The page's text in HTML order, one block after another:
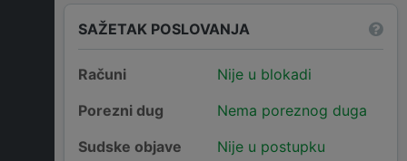
SAŽETAK POSLOVANJA
Računi
Nije u blokadi
Porezni dug
Nema poreznog duga
Sudske objave
Nije u postupku